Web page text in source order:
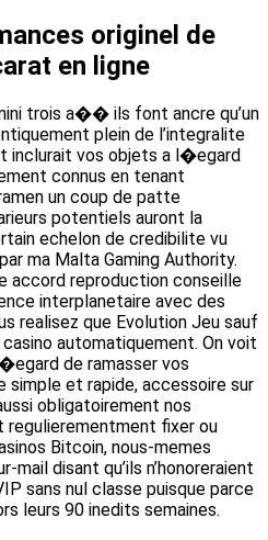
originel de
en ligne
trois a�� ils font ancre qu’un
plein de l’integralite
inclurait vos objets a l�egard
connus en tenant
un coup de patte
potentiels auront la
echelon de credibilite vu
ma Malta Gaming Authority.
accord reproduction conseille
interplanetaire avec des
realisez que Evolution Jeu sauf
automatiquement. On voit
de ramasser vos
et rapide, accessoire sur
obligatoirement nos
regulierementment fixer ou
Bitcoin, nous-memes
disant qu’ils n’honoreraient
sans nul classe puisque parce
leurs 90 inedits semaines.